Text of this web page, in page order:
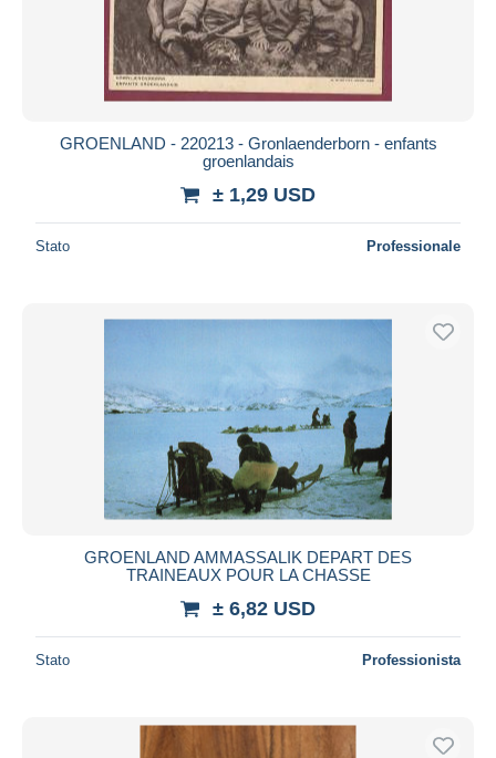
GROENLAND - 220213 - Gronlaenderborn - enfants
groenlandais
± 1,29 USD
Stato Professionale
GROENLAND AMMASSALIK DEPART DES
TRAINEAUX POUR LA CHASSE
± 6,82 USD
Stato Professionista